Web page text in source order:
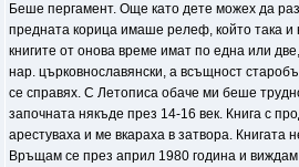
Беше пергамент. Още като дете можех да
предната корица имаше релеф, който така
книгите от онова време имат по една или
нар. църковнославянски, а всъщност
се справях. С Летописа обаче ми беше
започната някъде през 14-16 век. Книга с
арестуваха и ме вкараха в затвора. Книгата
Връщам се през април 1980 година и